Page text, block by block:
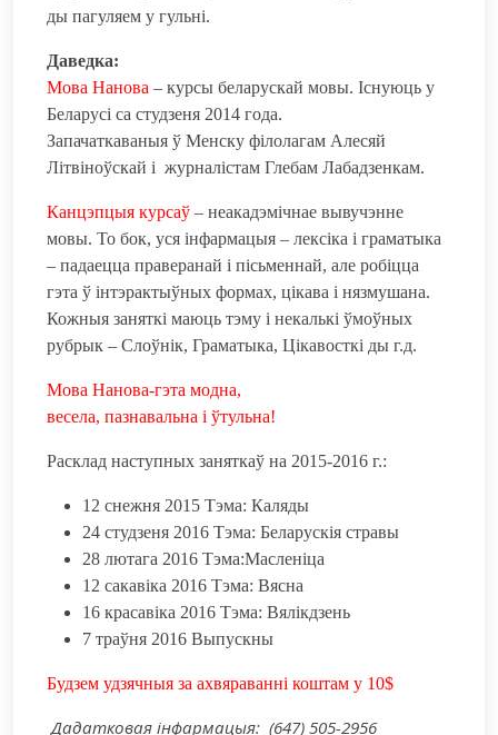
ды пагуляем у гульні.
Даведка:
Мова Нанова – курсы беларускай мовы. Існуюць у
Беларусі са студзеня 2014 года.
Запачаткаваныя ў Менску філолагам Алесяй
Літвіноўскай і журналістам Глебам Лабадзенкам.
Канцэпцыя курсаў – неакадэмічнае вывучэнне
мовы. То бок, уся інфармацыя – лексіка і граматыка
– падаецца праверанай і пісьменнай, але робіцца
гэта ў інтэрактыўных формах, цікава і нязмушана.
Кожныя заняткі маюць тэму і некалькі ўмоўных
рубрык – Слоўнік, Граматыка, Цікавосткі ды г.д.
Мова Нанова-гэта модна,
весела, пазнавальна і ўтульна!
Расклад наступных заняткаў на 2015-2016 г.:
12 снежня 2015 Тэма: Каляды
24 студзеня 2016 Тэма: Беларускія стравы
28 лютага 2016 Тэма:Масленіца
12 сакавіка 2016 Тэма: Вясна
16 красавіка 2016 Тэма: Вялікдзень
7 траўня 2016 Выпускны
Будзем удзячныя за ахвяраванні коштам у 10$
Дадатковая інфармацыя: (647) 505-2956